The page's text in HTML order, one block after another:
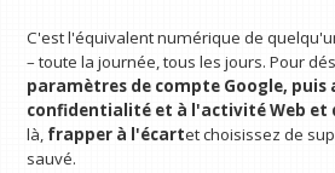
C'est l'équivalent numérique de
– toute la journée, tous les jours. Pour
paramètres de compte Google, puis
confidentialité et à l'activité Web et
là, frapper à l'écartet choisissez de
sauvé.